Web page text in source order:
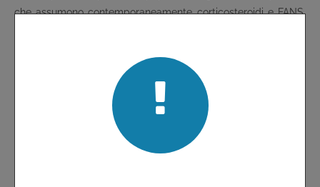
che assumono contemporaneamente corticosteroidi e FANS.
giornaliero era ricompreso tra 20 e 40 mg di
metilprednisolone o equivalente. Allo stato attuale delle
conoscenze si può quindi affermare che l'ulcera peptica è una
complicazione rara della terapia corticosteroidea cronica e,
sotto il profilo clinico, non giustifica l'adozione di trattamenti